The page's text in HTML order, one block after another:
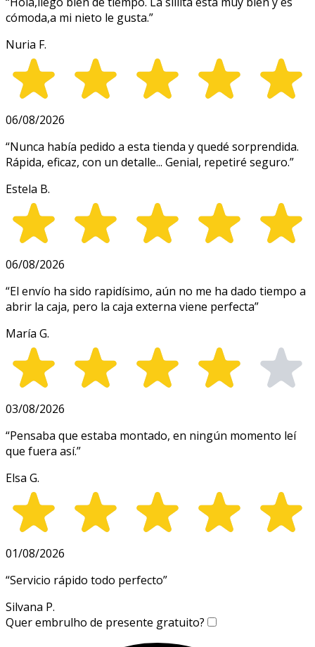
cómoda,a mi nieto le gusta.”
Nuria F.
06/08/2026
“Nunca había pedido a esta tienda y quedé sorprendida.
Rápida, eficaz, con un detalle... Genial, repetiré seguro.”
Estela B.
06/08/2026
“El envío ha sido rapidísimo, aún no me ha dado tiempo a
abrir la caja, pero la caja externa viene perfecta”
María G.
03/08/2026
“Pensaba que estaba montado, en ningún momento leí
que fuera así.”
Elsa G.
01/08/2026
“Servicio rápido todo perfecto”
Silvana P.
Quer embrulho de presente gratuito?